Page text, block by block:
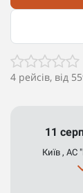
4 рейсів, від
11
Київ , АС